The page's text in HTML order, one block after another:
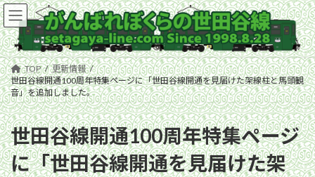
コ
ン
テ
ン
ツ
へ
ス
キ
ッ
プ
ナ
ビ
ゲ
ー
シ
ョ
ン
に
移
動
TOP
更新情報
世田谷線開通100周年特集ページに「世田谷線開通を見届けた架線柱と馬頭観
音」を追加しました。
世田谷線開通100周年特集ページ
に「世田谷線開通を見届けた架